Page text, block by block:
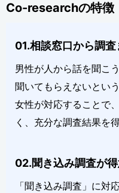
Co-researchの特徴
01.相談窓口から調
男性が人から話を聞こ
聞いてもらえないとい
女性が対応することで
く、充分な調査結果を
02.聞き込み調査が
「聞き込み調査」に対